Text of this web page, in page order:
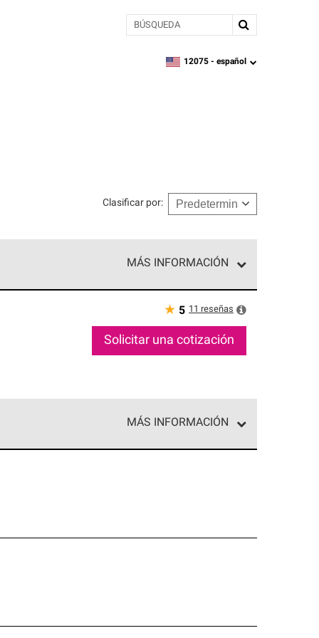
BÚSQUEDA
zipcode, language
12075 - español
Clasificar por:
MÁS INFORMACIÓN
incomparable. Solo ellos pueden
★ 5 11 reseñas
Solicitar una cotización
MÁS INFORMACIÓN
y confiabilidad.